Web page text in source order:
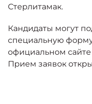
Стерлитамак.
Кандидаты могут
специальную
официальном сайте
Прием заявок